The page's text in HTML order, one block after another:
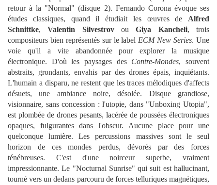
retour à la "Normal" (disque 2). Fernando Corona évoque ses
études classiques, quand il étudiait les œuvres de Alfred
Schnittke,Valentin SilvestrovouGiya Kancheli, trois
compositeurs bien représentés sur le label ECM New Series. Une
voie qu'il a vite abandonnée pour explorer la musique
électronique. D'où les paysages des Contre-Mondes, souvent
abstraits, grondants, envahis par des drones épais, inquiétants.
L'humain a disparu, ne restent que les traces mélodiques d'affects
désuets, une ambiance noire, désolée. Disque grandiose,
visionnaire, sans concession : l'utopie, dans "Unboxing Utopia",
est plombée de drones pesants, lacérée de poussées électroniques
opaques, fulgurantes dans l'obscur. Aucune place pour une
quelconque lumière. Les percussions massives sont le seul
horizon de ces mondes perdus, dévorés par des forces
ténébreuses. C'est d'une noirceur superbe, vraiment
impressionnante. Le "Nocturnal Sunrise" qui suit est hallucinant,
tourné vers un dedans parcouru de forces telluriques magnétiques,